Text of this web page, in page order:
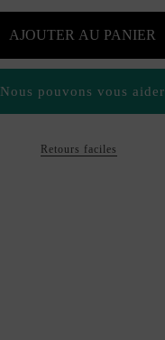
AJOUTER AU PANIER
Nous pouvons vous aider
Retours faciles